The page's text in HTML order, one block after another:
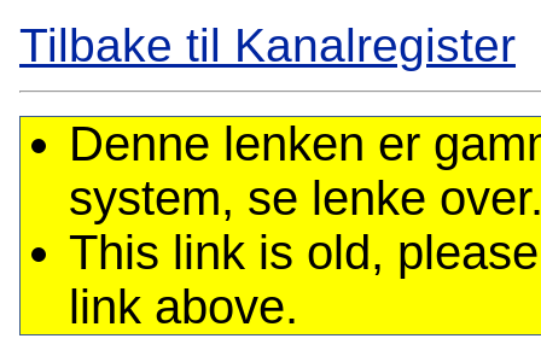
Tilbake til Kanalregister
Denne lenken er
system, se lenke
This link is old,
link above.